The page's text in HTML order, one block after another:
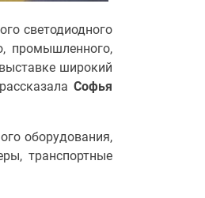
светодиодного
промышленного,
широкий
Софья
оборудования,
транспортные